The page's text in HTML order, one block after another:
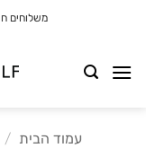
משלוחים חינם
עמוד הבית /